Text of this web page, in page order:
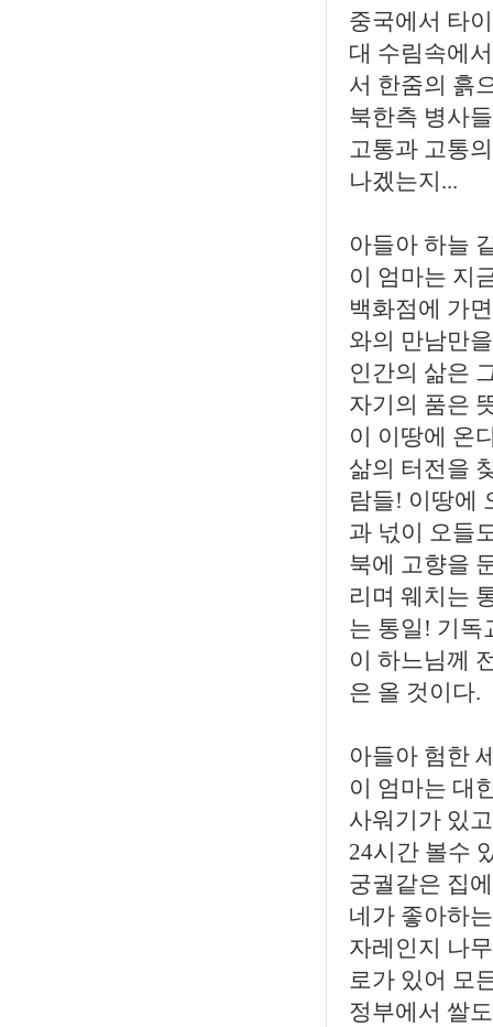
중국에서 타
대 수림속에
서 한줌의 흙
북한측 병사
고통과 고통
나겠는지...
아들아 하늘
이 엄마는 지
백화점에 가
와의 만남만
인간의 삶은
자기의 품은
이 이땅에 온
삶의 터전을
람들! 이땅에
과 넋이 오들
북에 고향을
리며 웨치는
는 통일! 기독
이 하느님께
은 올 것이다.
아들아 험한
이 엄마는 대
사워기가 있
24시간 볼수
궁궐같은 집
네가 좋아하
자레인지 나
로가 있어 모
정부에서 쌀